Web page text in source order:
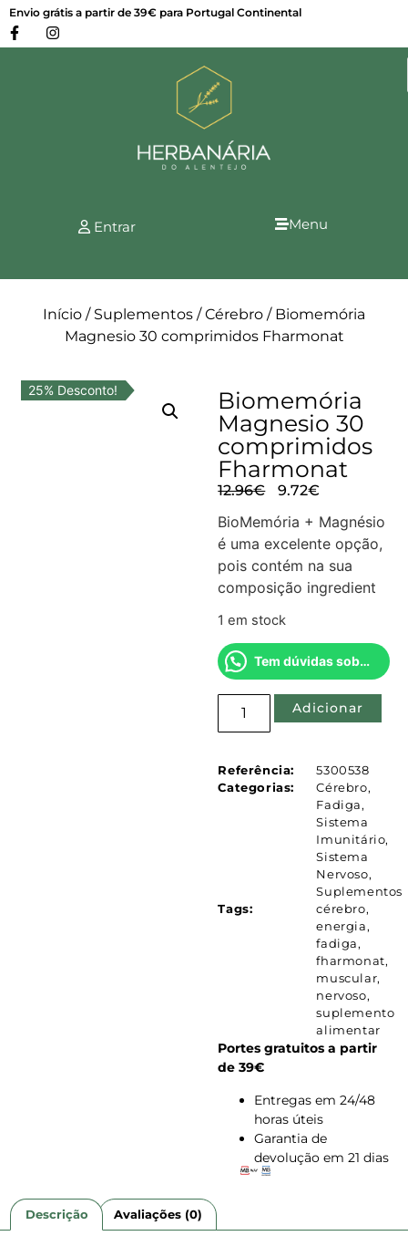
Envio grátis a partir de 39€ para Portugal Continental
Entrar Menu
Início / Suplementos /Cérebro / Biomemória
Magnesio 30 comprimidos Fharmonat
25% Desconto!
Biomemória
Magnesio 30
comprimidos
Fharmonat
12.96€ 9.72€
BioMemória + Magnésio
é uma excelente opção,
pois contém na sua
composição ingredient
1 em stock
Tem dúvidas sobre este produto?
Adicionar
Referência:
5300538
Categorias:
Cérebro,
Fadiga,
Sistema
Imunitário,
Sistema
Nervoso,
Suplementos
Tags:
cérebro,
energia,
fadiga,
fharmonat,
muscular,
nervoso,
suplemento
alimentar
Portes gratuitos a partir
de 39€
Entregas em 24/48
horas úteis
Garantia de
devolução em 21 dias
Descrição Avaliações (0)